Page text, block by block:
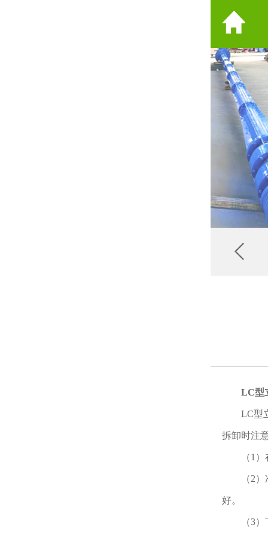
LC型
LC型
拆卸时注
（1）
（2）
好。
（3）